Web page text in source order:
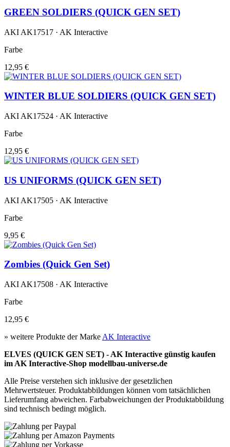
GREEN SOLDIERS (QUICK GEN SET)
AKI AK17517 · AK Interactive
Farbe
12,95 €
WINTER BLUE SOLDIERS (QUICK GEN SET)
AKI AK17524 · AK Interactive
Farbe
12,95 €
US UNIFORMS (QUICK GEN SET)
AKI AK17505 · AK Interactive
Farbe
9,95 €
Zombies (Quick Gen Set)
AKI AK17508 · AK Interactive
Farbe
12,95 €
» weitere Produkte der Marke AK Interactive
ELVES (QUICK GEN SET) - AK Interactive günstig kaufen
im AK Interactive-Shop modellbau-universe.de
Alle Preise verstehen sich inklusive der gesetzlichen
Mehrwertsteuer. Produktabbildungen können vom tatsächlichen
Lieferumfang abweichen. Farbabweichungen der Produktabbildung
sind technisch bedingt möglich.